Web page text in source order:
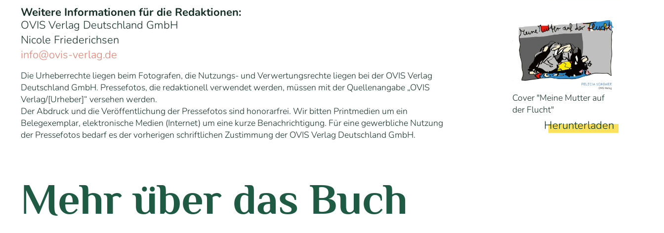
Weitere Informationen für die Redaktionen:
OVIS Verlag Deutschland GmbH
Nicole Friederichsen
info@ovis-verlag.de
Die Urheberrechte liegen beim Fotografen, die Nutzungs- und Verwertungsrechte liegen bei der OVIS Verlag
Deutschland GmbH. Pressefotos, die redaktionell verwendet werden, müssen mit der Quellenangabe „OVIS
Verlag/[Urheber]“ versehen werden.
Der Abdruck und die Veröffentlichung der Pressefotos sind honorarfrei. Wir bitten Printmedien um ein
Belegexemplar, elektronische Medien (Internet) um eine kurze Benachrichtigung. Für eine gewerbliche Nutzung
der Pressefotos bedarf es der vorherigen schriftlichen Zustimmung der OVIS Verlag Deutschland GmbH.
Cover "Meine Mutter auf
der Flucht"
Herunterladen
Mehr über das Buch